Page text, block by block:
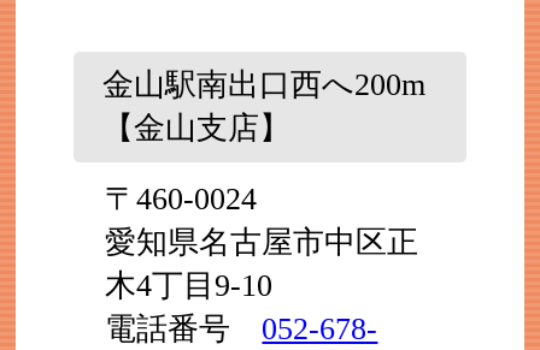
金山駅南出口西へ200m
【金山支店】
〒460-0024
愛知県名古屋市中区正
木4丁目9-10
電話番号 052-678-